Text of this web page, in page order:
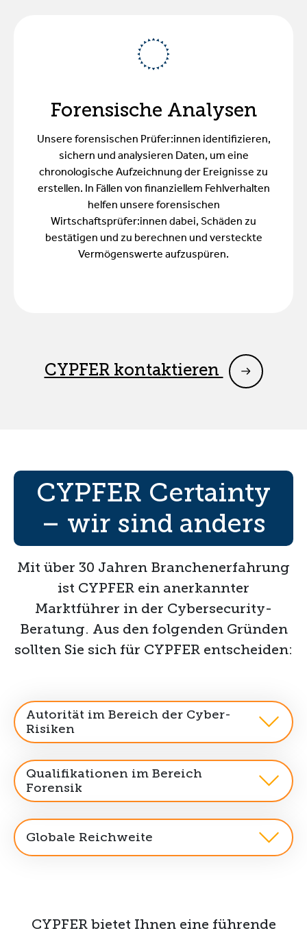
Forensische Analysen
Unsere forensischen Prüfer:innen identifizieren,
sichern und analysieren Daten, um eine
chronologische Aufzeichnung der Ereignisse zu
erstellen. In Fällen von finanziellem Fehlverhalten
helfen unsere forensischen
Wirtschaftsprüfer:innen dabei, Schäden zu
bestätigen und zu berechnen und versteckte
Vermögenswerte aufzuspüren.
CYPFER kontaktieren
CYPFER Certainty
– wir sind anders
Mit über 30 Jahren Branchenerfahrung
ist CYPFER ein anerkannter
Marktführer in der Cybersecurity-
Beratung. Aus den folgenden Gründen
sollten Sie sich für CYPFER entscheiden:
Autorität im Bereich der Cyber-
Risiken
Qualifikationen im Bereich
Forensik
Globale Reichweite
CYPFER bietet Ihnen eine führende